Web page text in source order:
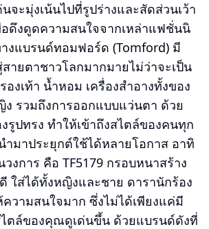
จะมุ่งเน้นไปที่รูปร่างและสัดส่วนเว้า
อดึงดูดความสนใจจากเหล่าแฟชั่นนิ
งแบรนด์ทอมฟอร์ด (Tomford) มี
ยตาชาวโลกมากมายไม่ว่าจะเป็น
องเท้า น้ำหอม เครื่องสำอางทั้งของ
รวมถึงการออกแบบแว่นตา ด้วย
รูปทรง ทำให้เข้าถึงสไตล์ของคนทุก
ำมาประยุกต์ใช้ได้หลายโอกาส อาทิ
วงการ คือ TF5179 กรอบหนาสร้าง
ใส่ได้ทั้งหญิงและชาย ดารานักร้อง
ความสนใจมาก ซึ่งไม่ได้เพียงแค่มี
ตล์ของคุณดูเด่นขึ้น ด้วยแบรนด์ดังที่